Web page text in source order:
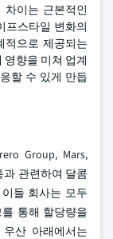
이는 근본적인
프스타일 변화의
적으로 제공되는
영향을 미쳐 업계
할 수 있게 만듭
Group, Mars,
관련하여 달콤
들 회사는 모두
통해 할당량을
산 아래에서는